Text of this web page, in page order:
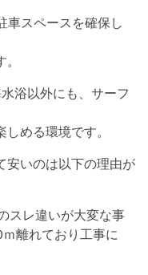
車スペースを確保し
浴以外にも、サーフ
める環境です。
安いのは以下の理由が
スレ違いが大変な事
離れており工事に